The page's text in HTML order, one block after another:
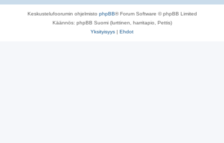
Keskustelufoorumin ohjelmisto phpBB® Forum Software © phpBB Limited
Käännös: phpBB Suomi (lurttinen, harritapio, Pettis)
Yksityisyys | Ehdot